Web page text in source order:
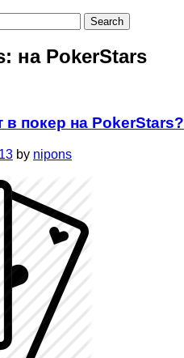
на PokerStars
в покер на PokerStars?
by nipons